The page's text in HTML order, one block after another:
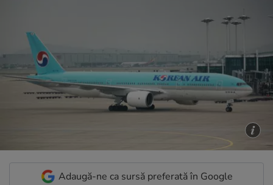
Adaugă-ne ca sursă preferată în Google